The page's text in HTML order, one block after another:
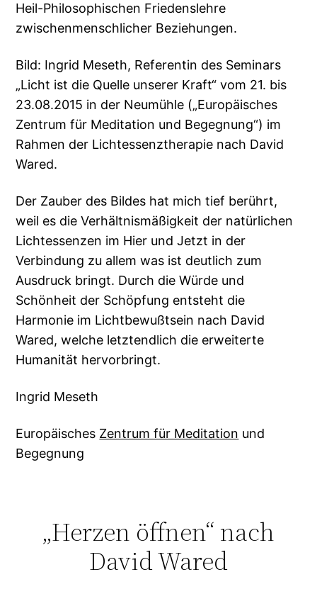
Heil-Philosophischen Friedenslehre
zwischenmenschlicher Beziehungen.
Bild: Ingrid Meseth, Referentin des Seminars
„Licht ist die Quelle unserer Kraft“ vom 21. bis
23.08.2015 in der Neumühle („Europäisches
Zentrum für Meditation und Begegnung“) im
Rahmen der Lichtessenztherapie nach David
Wared.
Der Zauber des Bildes hat mich tief berührt,
weil es die Verhältnismäßigkeit der natürlichen
Lichtessenzen im Hier und Jetzt in der
Verbindung zu allem was ist deutlich zum
Ausdruck bringt. Durch die Würde und
Schönheit der Schöpfung entsteht die
Harmonie im Lichtbewußtsein nach David
Wared, welche letztendlich die erweiterte
Humanität hervorbringt.
Ingrid Meseth
Europäisches Zentrum für Meditation und
Begegnung
„Herzen öffnen“ nach
David Wared